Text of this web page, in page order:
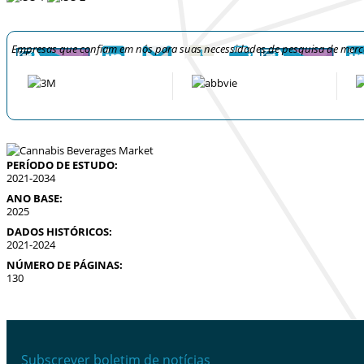
Empresas que confiam em nós para suas necessidades de pesquisa de
PERÍODO DE ESTUDO:
2021-2034
ANO BASE:
2025
DADOS HISTÓRICOS:
2021-2024
NÚMERO DE PÁGINAS:
130
Subscrever boletim de notícias